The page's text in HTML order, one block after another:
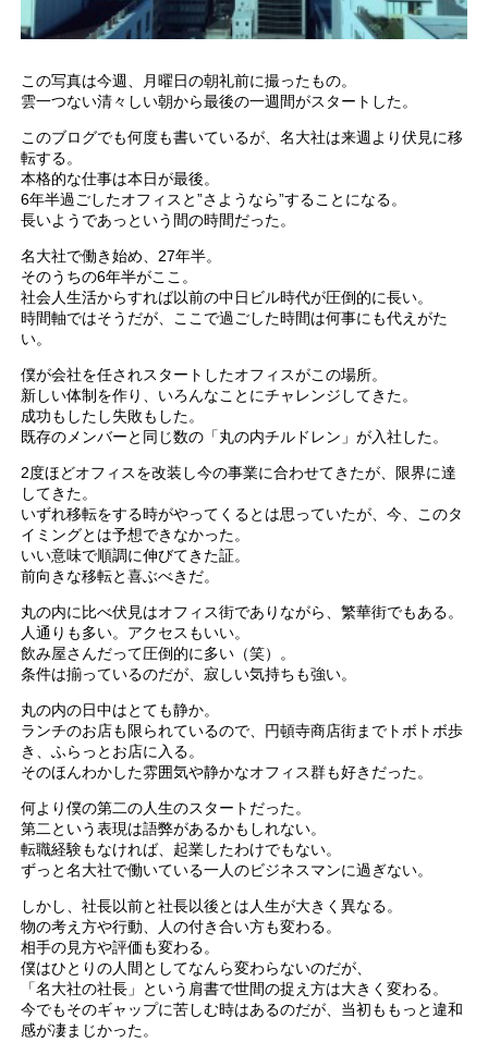
この写真は今週、月曜日の朝礼前に撮ったもの。
雲一つない清々しい朝から最後の一週間がスタートした。
このブログでも何度も書いているが、名大社は来週より伏見に移
転する。
本格的な仕事は本日が最後。
6年半過ごしたオフィスと”さようなら”することになる。
長いようであっという間の時間だった。
名大社で働き始め、27年半。
そのうちの6年半がここ。
社会人生活からすれば以前の中日ビル時代が圧倒的に長い。
時間軸ではそうだが、ここで過ごした時間は何事にも代えがた
い。
僕が会社を任されスタートしたオフィスがこの場所。
新しい体制を作り、いろんなことにチャレンジしてきた。
成功もしたし失敗もした。
既存のメンバーと同じ数の「丸の内チルドレン」が入社した。
2度ほどオフィスを改装し今の事業に合わせてきたが、限界に達
してきた。
いずれ移転をする時がやってくるとは思っていたが、今、このタ
イミングとは予想できなかった。
いい意味で順調に伸びてきた証。
前向きな移転と喜ぶべきだ。
丸の内に比べ伏見はオフィス街でありながら、繁華街でもある。
人通りも多い。アクセスもいい。
飲み屋さんだって圧倒的に多い（笑）。
条件は揃っているのだが、寂しい気持ちも強い。
丸の内の日中はとても静か。
ランチのお店も限られているので、円頓寺商店街までトボトボ歩
き、ふらっとお店に入る。
そのほんわかした雰囲気や静かなオフィス群も好きだった。
何より僕の第二の人生のスタートだった。
第二という表現は語弊があるかもしれない。
転職経験もなければ、起業したわけでもない。
ずっと名大社で働いている一人のビジネスマンに過ぎない。
しかし、社長以前と社長以後とは人生が大きく異なる。
物の考え方や行動、人の付き合い方も変わる。
相手の見方や評価も変わる。
僕はひとりの人間としてなんら変わらないのだが、
「名大社の社長」という肩書で世間の捉え方は大きく変わる。
今でもそのギャップに苦しむ時はあるのだが、当初ももっと違和
感が凄まじかった。